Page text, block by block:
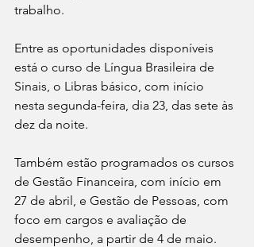
trabalho.
Entre as oportunidades disponíveis
está o curso de Língua Brasileira de
Sinais, o Libras básico, com início
nesta segunda-feira, dia 23, das sete às
dez da noite.
Também estão programados os cursos
de Gestão Financeira, com início em
27 de abril, e Gestão de Pessoas, com
foco em cargos e avaliação de
desempenho, a partir de 4 de maio.